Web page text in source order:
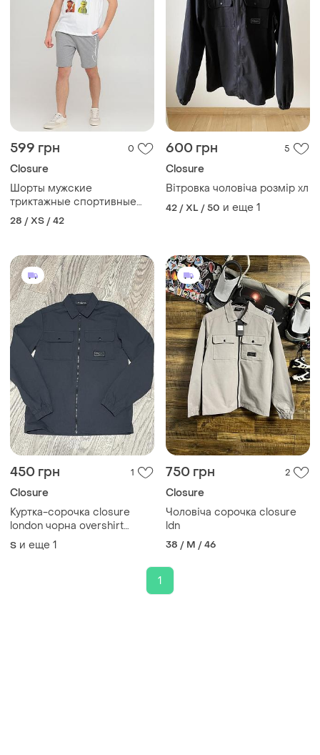
599 грн 0
Closure
Шорты мужские
триктажные спортивные
closure 177420
28 / XS / 42
600 грн 5
Closure
Вітровка чоловіча розмір хл
42 / XL / 50 и еще 1
450 грн 1
Closure
Куртка-сорочка closure
london чорна overshirt
чоловіча
S и еще 1
750 грн 2
Closure
Чоловіча сорочка closure
ldn
38 / M / 46
1